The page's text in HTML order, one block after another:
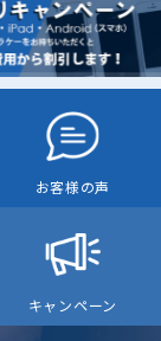
お客様の声
キャンペーン